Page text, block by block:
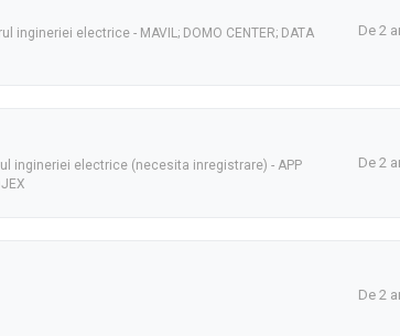
electrice - MAVIL; DOMO CENTER; DATA
De 2
ingineriei electrice (necesita inregistrare) - APP
De 2
De 2